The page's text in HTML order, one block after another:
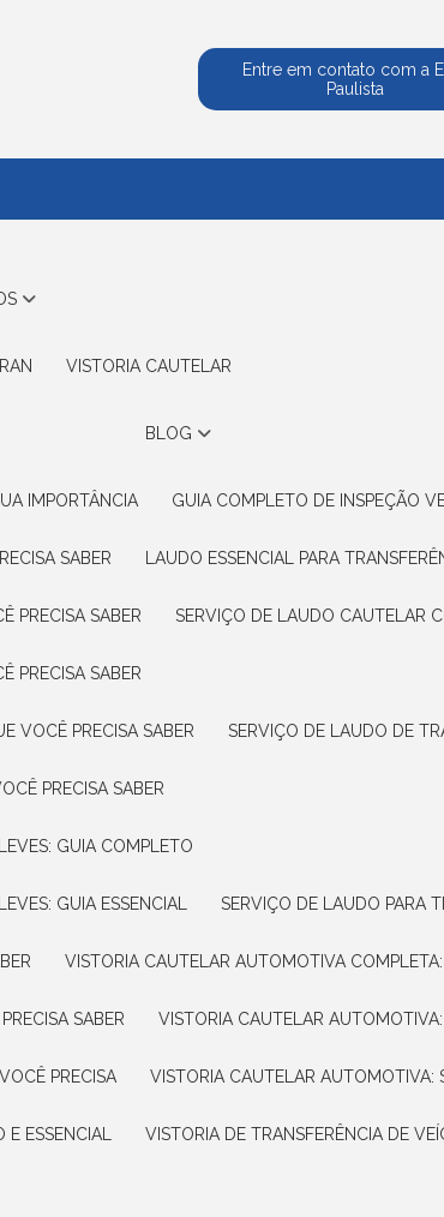
Entre em contato com a
Paulista
VISTORIA CAUTELAR
BLOG
IMPORTÂNCIA GUIA COMPLETO DE INSPEÇÃO
SABER LAUDO ESSENCIAL PARA
PRECISA SABER SERVIÇO DE LAUDO CAUTELAR
PRECISA SABER
VOCÊ PRECISA SABER SERVIÇO DE LAUDO DE
PRECISA SABER
GUIA COMPLETO
GUIA ESSENCIAL SERVIÇO DE LAUDO PARA
VISTORIA CAUTELAR AUTOMOTIVA
SABER VISTORIA CAUTELAR
PRECISA VISTORIA CAUTELAR
ESSENCIAL VISTORIA DE TRANSFERÊNCIA DE